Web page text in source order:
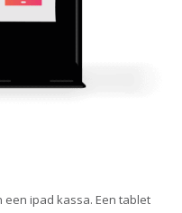
ipad kassa. Een tablet